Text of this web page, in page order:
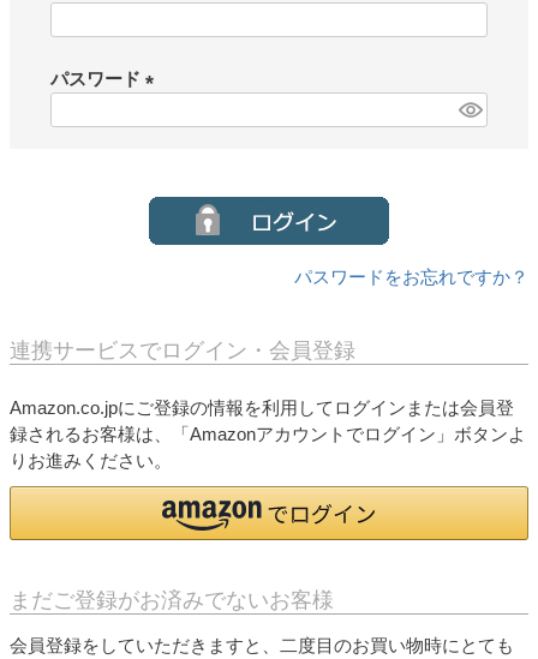
パスワード
パスワードをお忘れですか？
連携サービスでログイン・会員登録
Amazon.co.jpにご登録の情報を利用してログインまたは会員登
録されるお客様は、「Amazonアカウントでログイン」ボタンよ
りお進みください。
まだご登録がお済みでないお客様
会員登録をしていただきますと、二度目のお買い物時にとても